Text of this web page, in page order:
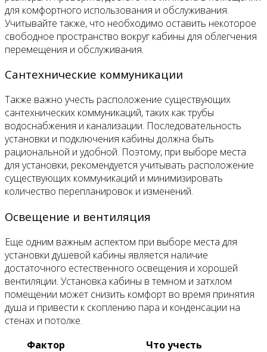
для комфортного использования и обслуживания.
Учитывайте также, что необходимо оставить некоторое
свободное пространство вокруг кабины для облегчения
перемещения и обслуживания.
Сантехнические коммуникации
Также важно учесть расположение существующих
сантехнических коммуникаций, таких как трубы
водоснабжения и канализации. Последовательность
установки и подключения кабины должна быть
рациональной и удобной. Поэтому, при выборе места
для установки, рекомендуется учитывать расположение
существующих коммуникаций и минимизировать
количество перепланировок и изменений.
Освещение и вентиляция
Еще одним важным аспектом при выборе места для
установки душевой кабины является наличие
достаточного естественного освещения и хорошей
вентиляции. Установка кабины в темном и затхлом
помещении может снизить комфорт во время принятия
душа и привести к скоплению пара и конденсации на
стенах и потолке.
Фактор
Что учесть